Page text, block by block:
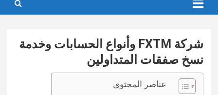
شركة FXTM وأنواع الحسابات وخدمة
نسخ صفقات المتداولين
عناصر المحتوى